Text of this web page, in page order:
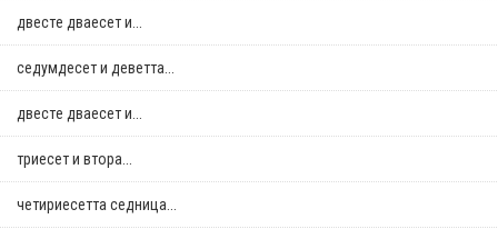
двестe дваесет и...
седумдесет и деветта...
двестe дваесет и...
триесет и втора...
четириесетта седница...